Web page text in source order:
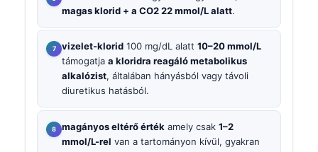
magas klorid + a CO2 22 mmol/L alatt.
vizelet-klorid 100 mg/dL alatt 10–20 mmol/L
támogatja a kloridra reagáló metabolikus
alkalózist, általában hányásból vagy távoli
diuretikus hatásból.
magányos eltérő érték amely csak 1–2
mmol/L-rel van a tartományon kívül, gyakran